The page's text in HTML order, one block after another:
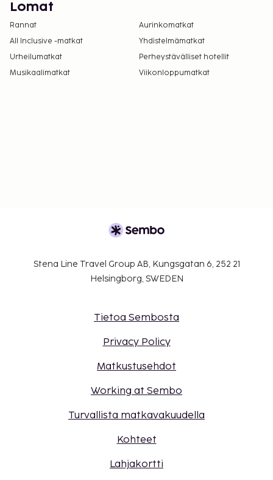
Lomat
Rannat
Aurinkomatkat
All Inclusive -matkat
Yhdistelmämatkat
Urheilumatkat
Perheystävälliset hotellit
Musikaalimatkat
Viikonloppumatkat
Stena Line Travel Group AB, Kungsgatan 6, 252 21
Helsingborg, SWEDEN
Tietoa Sembosta
Privacy Policy
Matkustusehdot
Working at Sembo
Turvallista matkavakuudella
Kohteet
Lahjakortti